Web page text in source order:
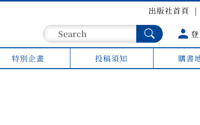
出版社首頁
登
特別企畫 投稿須知 購書